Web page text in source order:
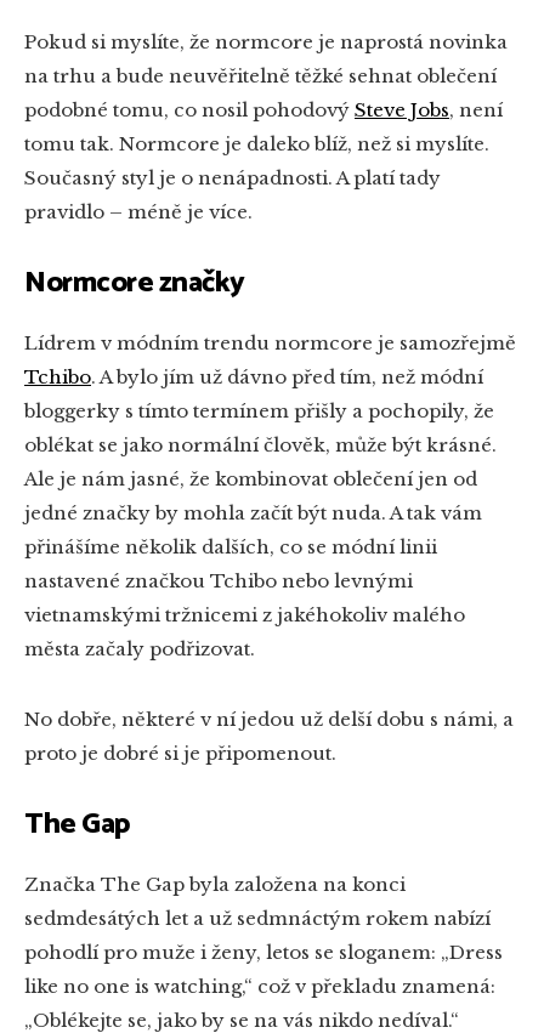
Pokud si myslíte, že normcore je naprostá novinka
na trhu a bude neuvěřitelně těžké sehnat oblečení
podobné tomu, co nosil pohodový Steve Jobs, není
tomu tak. Normcore je daleko blíž, než si myslíte.
Současný styl je o nenápadnosti. A platí tady
pravidlo – méně je více.
Normcore značky
Lídrem v módním trendu normcore je samozřejmě
Tchibo. A bylo jím už dávno před tím, než módní
bloggerky s tímto termínem přišly a pochopily, že
oblékat se jako normální člověk, může být krásné.
Ale je nám jasné, že kombinovat oblečení jen od
jedné značky by mohla začít být nuda. A tak vám
přinášíme několik dalších, co se módní linii
nastavené značkou Tchibo nebo levnými
vietnamskými tržnicemi z jakéhokoliv malého
města začaly podřizovat.
No dobře, některé v ní jedou už delší dobu s námi, a
proto je dobré si je připomenout.
The Gap
Značka The Gap byla založena na konci
sedmdesátých let a už sedmnáctým rokem nabízí
pohodlí pro muže i ženy, letos se sloganem: „Dress
like no one is watching,“ což v překladu znamená:
„Oblékejte se, jako by se na vás nikdo nedíval.“